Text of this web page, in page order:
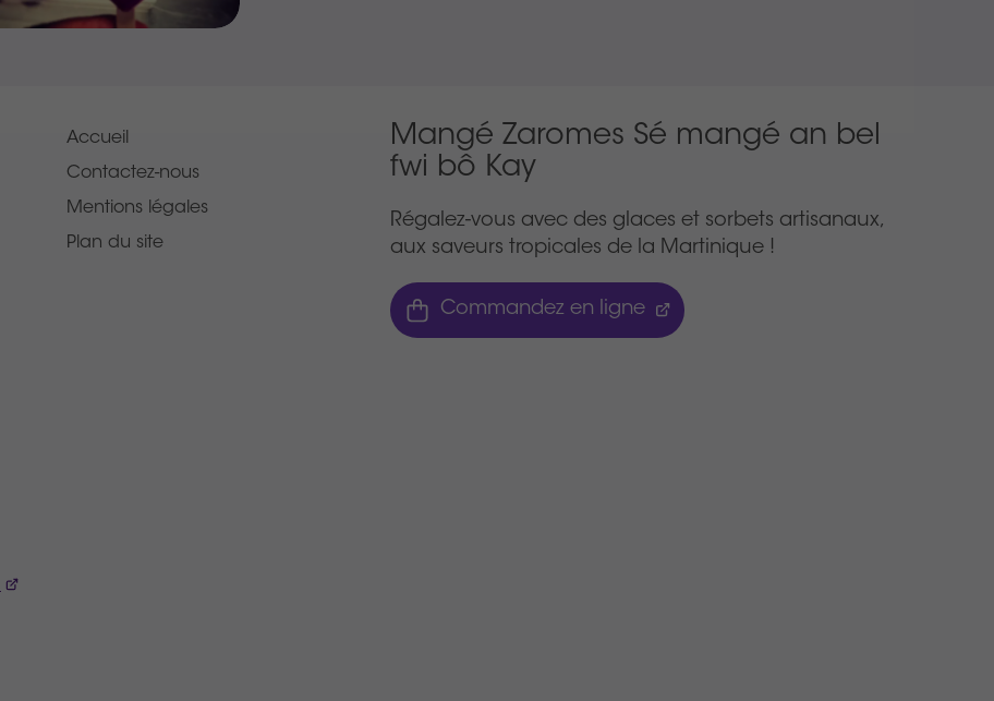
Accueil
Contactez-nous
Mentions légales
Plan du site
Mangé Zaromes Sé mangé an bel
fwi bô Kay
Régalez-vous avec des glaces et sorbets artisanaux,
aux saveurs tropicales de la Martinique !
Commandez en ligne